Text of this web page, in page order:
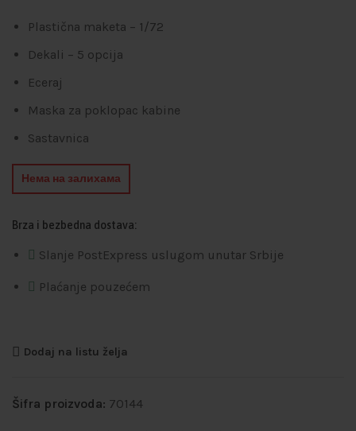
Plastična maketa – 1/72
Dekali – 5 opcija
Eceraj
Maska za poklopac kabine
Sastavnica
Нема на залихама
Brza i bezbedna dostava:
Slanje PostExpress uslugom unutar Srbije
Plaćanje pouzećem
Dodaj na listu želja
Šifra proizvoda: 70144